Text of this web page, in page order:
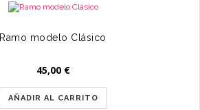
Ramo modelo Clásico
45,00 €
AÑADIR AL CARRITO